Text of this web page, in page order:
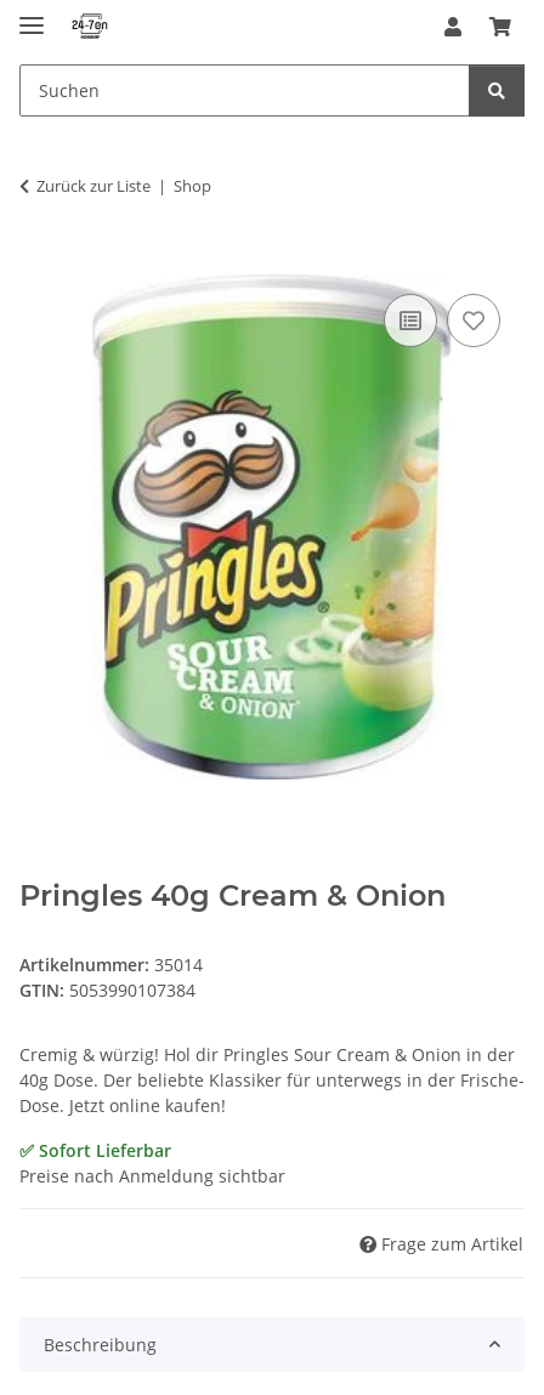
Zurück zur Liste Shop
Pringles 40g Cream & Onion
Artikelnummer: 35014
GTIN: 5053990107384
Cremig & würzig! Hol dir Pringles Sour Cream & Onion in der
40g Dose. Der beliebte Klassiker für unterwegs in der Frische-
Dose. Jetzt online kaufen!
✅ Sofort Lieferbar
Preise nach Anmeldung sichtbar
Frage zum Artikel
Beschreibung